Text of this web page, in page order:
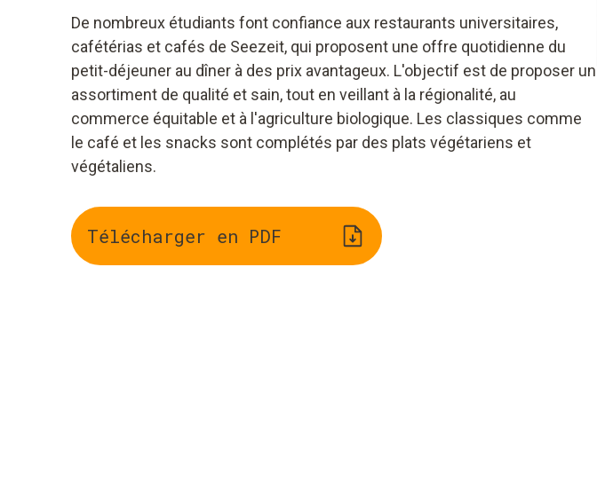
De nombreux étudiants font confiance aux restaurants universitaires,
cafétérias et cafés de Seezeit, qui proposent une offre quotidienne du
petit-déjeuner au dîner à des prix avantageux. L'objectif est de proposer un
assortiment de qualité et sain, tout en veillant à la régionalité, au
commerce équitable et à l'agriculture biologique. Les classiques comme
le café et les snacks sont complétés par des plats végétariens et
végétaliens.
Télécharger en PDF